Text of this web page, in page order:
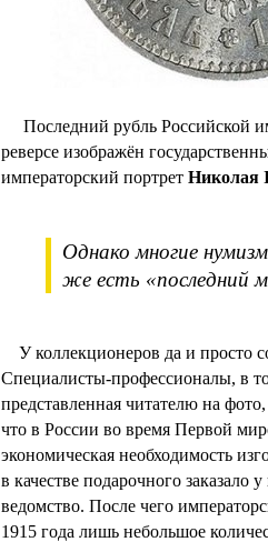
Последний рубль Российской
реверсе изображён
императорский портрет Николая
Однако многие
же есть «последний
У коллекционеров да и просто
Специалисты-профессионалы, в
представленная читателю на
что в России во время Первой
экономическая необходимость
в качестве подарочного заказало
ведомство. После чего
1915 года лишь небольшое